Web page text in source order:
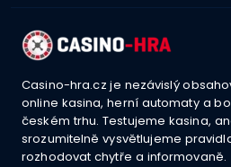
Casino-hra.cz je nezávislý
online kasina, herní automaty a
českém trhu. Testujeme kasina,
srozumitelně vysvětlujeme
rozhodovat chytře a informovaně.